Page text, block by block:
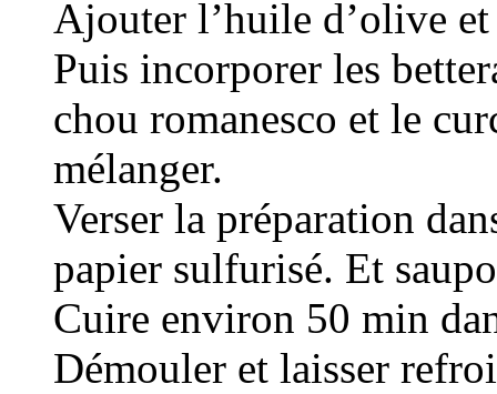
Ajouter l’huile d’olive
Puis incorporer les
chou romanesco et le
mélanger.
Verser la préparation
papier sulfurisé. Et
Cuire environ 50 min
Démouler et laisser